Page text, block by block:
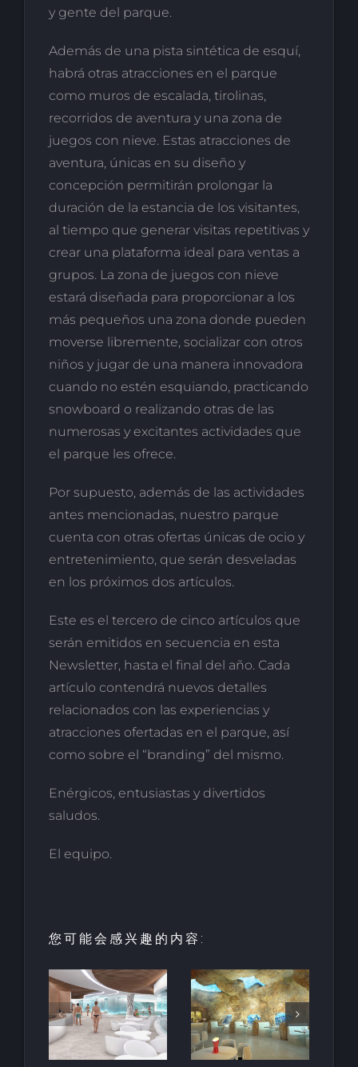
y gente del parque.
Además de una pista sintética de esquí,
habrá otras atracciones en el parque
como muros de escalada, tirolinas,
recorridos de aventura y una zona de
juegos con nieve. Estas atracciones de
aventura, únicas en su diseño y
concepción permitirán prolongar la
duración de la estancia de los visitantes,
al tiempo que generar visitas repetitivas y
crear una plataforma ideal para ventas a
grupos. La zona de juegos con nieve
estará diseñada para proporcionar a los
más pequeños una zona donde pueden
moverse libremente, socializar con otros
niños y jugar de una manera innovadora
cuando no estén esquiando, practicando
snowboard o realizando otras de las
numerosas y excitantes actividades que
el parque les ofrece.
Por supuesto, además de las actividades
antes mencionadas, nuestro parque
cuenta con otras ofertas únicas de ocio y
entretenimiento, que serán desveladas
en los próximos dos artículos.
Este es el tercero de cinco artículos que
serán emitidos en secuencia en esta
Newsletter, hasta el final del año. Cada
artículo contendrá nuevos detalles
relacionados con las experiencias y
atracciones ofertadas en el parque, así
como sobre el “branding” del mismo.
Enérgicos, entusiastas y divertidos
saludos.
El equipo.
您可能会感兴趣的内容:
用于亲水建
筑的室内人
造岩石
天然梯田泳
池